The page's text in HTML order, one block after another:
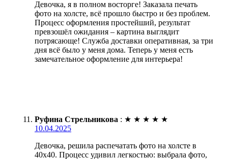
Девочка, я в полном восторге! Заказала печать
фото на холсте, всё прошло быстро и без проблем.
Процесс оформления простейший, результат
превзошёл ожидания – картина выглядит
потрясающе! Служба доставки оперативная, за три
дня всё было у меня дома. Теперь у меня есть
замечательное оформление для интерьера!
Руфина Стрельникова : ★ ★ ★ ★ ★
10.04.2025
Девочка, решила распечатать фото на холсте в
40х40. Процесс удивил легкостью: выбрала фото,